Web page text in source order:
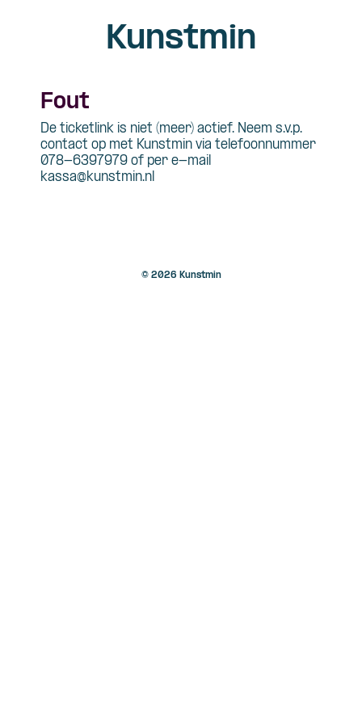
Kunstmin
Fout
De ticketlink is niet (meer) actief. Neem s.v.p.
contact op met Kunstmin via telefoonnummer
078-6397979 of per e-mail
kassa@kunstmin.nl
© 2026 Kunstmin